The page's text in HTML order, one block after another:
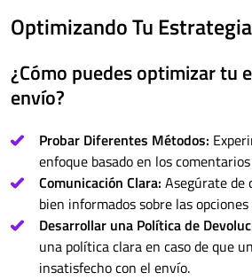
Optimizando Tu
¿Cómo puedes optimizar tu
envío?
Probar Diferentes Métodos:
enfoque basado en los
Comunicación Clara: Asegúrate de
bien informados sobre las
Desarrollar una Política de
una política clara en caso de que
insatisfecho con el envío.